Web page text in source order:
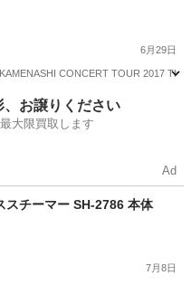
6月29日
CONCERT TOUR 2017
ックグラス
、お譲りください
大限買取します
Ad
スチーマー SH-2786 本体
7月8日